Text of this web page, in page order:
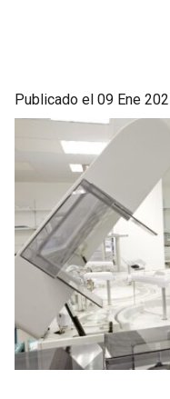
Publicado el 09 Ene